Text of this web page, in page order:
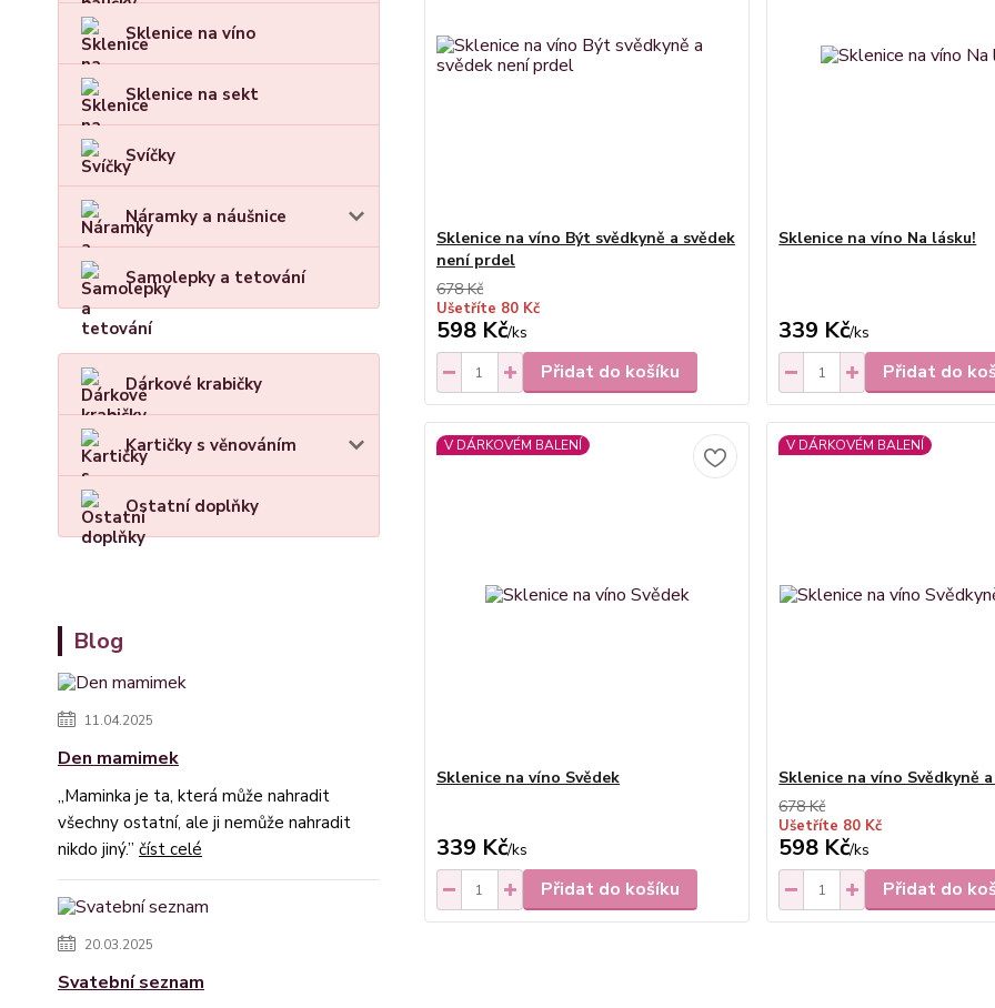
Sklenice na víno
Sklenice na sekt
Svíčky
Náramky a náušnice
Samolepky a tetování
Dárkové krabičky
Kartičky s věnováním
Ostatní doplňky
Blog
11.04.2025
Den mamimek
„Maminka je ta, která může nahradit
všechny ostatní, ale ji nemůže nahradit
nikdo jiný.” číst celé
20.03.2025
Svatební seznam
Sklenice na víno Být svědkyně a svědek
není prdel
678 Kč
Ušetříte 80 Kč
598 Kč/ks
Přidat do košíku
Sklenice na víno Na lásku!
339 Kč/ks
Přidat do
V DÁRKOVÉM BALENÍ
Sklenice na víno Svědek
339 Kč/ks
Přidat do košíku
V DÁRKOVÉM BALENÍ
Sklenice na víno Svědkyně
678 Kč
Ušetříte 80 Kč
598 Kč/ks
Přidat do